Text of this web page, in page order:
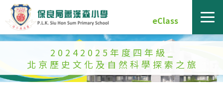
eClass
20242025年度四年級_
北京歷史文化及自然科學探索之旅